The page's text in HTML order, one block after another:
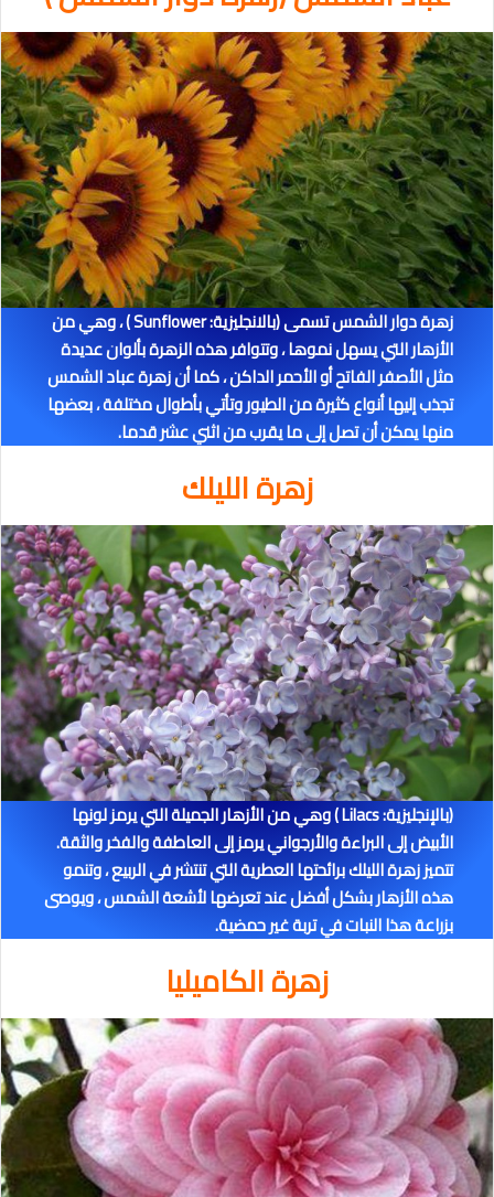
زهرة دوار الشمس تسمى (بالانجليزية: Sunflower ) ، وهي من
الأزهار التي يسهل نموها ، وتتوافر هذه الزهرة بألوان عديدة
مثل الأصفر الفاتح أو الأحمر الداكن ، كما أن زهرة عباد الشمس
تجذب إليها أنواع كثيرة من الطيور وتأتي بأطوال مختلفة ، بعضها
منها يمكن أن تصل إلى ما يقرب من اثني عشر قدما.
زهرةالليلك
(بالإنجليزية: Lilacs
) وهي من الأزهار الجميلة التي يرمز لونها
الأبيض إلى البراءة والأرجواني يرمز إلى العاطفة والفخر والثقة.
تتميز زهرة الليلك برائحتها العطرية التي تنتشر في الربيع ، وتنمو
هذه الأزهار بشكل أفضل عند تعرضها لأشعة الشمس ، ويوصى
بزراعة هذا النبات في تربة غير حمضية.
زهرة الكاميليا